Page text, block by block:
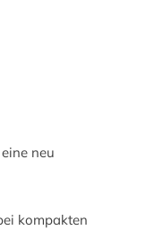
neu
kompakten